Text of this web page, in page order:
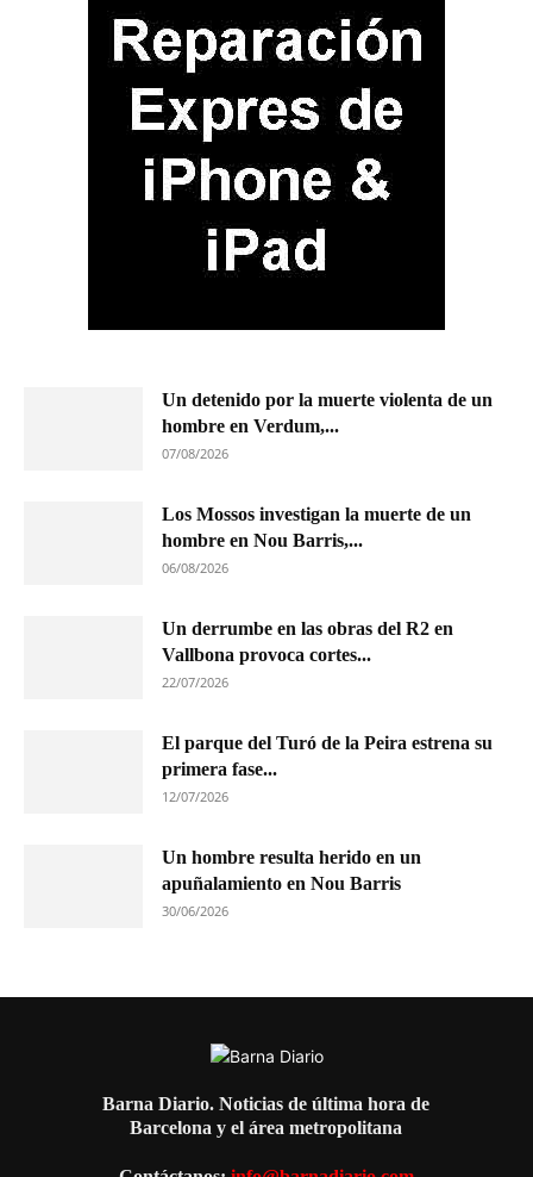
Un detenido por la muerte violenta de un
hombre en Verdum,...
07/08/2026
Los Mossos investigan la muerte de un
hombre en Nou Barris,...
06/08/2026
Un derrumbe en las obras del R2 en
Vallbona provoca cortes...
22/07/2026
El parque del Turó de la Peira estrena su
primera fase...
12/07/2026
Un hombre resulta herido en un
apuñalamiento en Nou Barris
30/06/2026
Barna Diario. Noticias de última hora de
Barcelona y el área metropolitana